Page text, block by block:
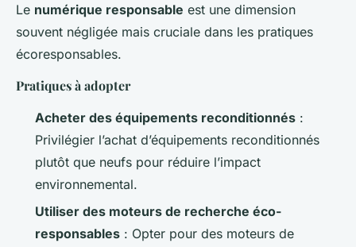
Le numérique responsable est une dimension
souvent négligée mais cruciale dans les pratiques
écoresponsables.
Pratiques à adopter
Acheter des équipements reconditionnés :
Privilégier l’achat d’équipements reconditionnés
plutôt que neufs pour réduire l’impact
environnemental.
Utiliser des moteurs de recherche éco-
responsables : Opter pour des moteurs de